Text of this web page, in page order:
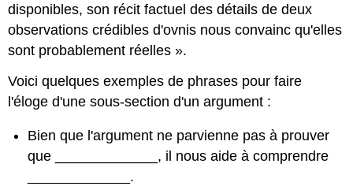
disponibles, son récit factuel des détails de deux
observations crédibles d'ovnis nous convainc qu'elles
sont probablement réelles ».
Voici quelques exemples de phrases pour faire
l'éloge d'une sous-section d'un argument :
Bien que l'argument ne parvienne pas à prouver
que _____________, il nous aide à comprendre
_____________.